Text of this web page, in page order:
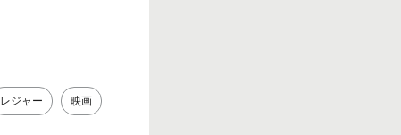
レジャー 映画